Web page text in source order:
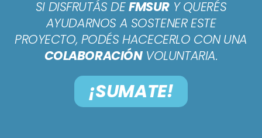
MADRE TIERRA
SI DISFRUTÁS DEFMSURY QUERÉS
AYUDARNOS A SOSTENER ESTE
PROYECTO, PODÉS HACECERLO CON UNA
COLABORACIÓNVOLUNTARIA.
¡SUMATE!